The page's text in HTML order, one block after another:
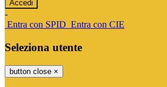
-
Entra con SPID Entra con CIE
Seleziona utente
button close ×